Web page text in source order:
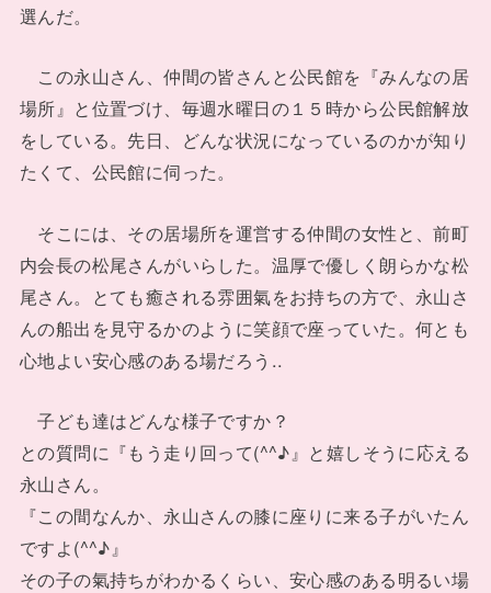
選んだ。
この永山さん、仲間の皆さんと公民館を『みんなの居
場所』と位置づけ、毎週水曜日の１５時から公民館解放
をしている。先日、どんな状況になっているのかが知り
たくて、公民館に伺った。
そこには、その居場所を運営する仲間の女性と、前町
内会長の松尾さんがいらした。温厚で優しく朗らかな松
尾さん。とても癒される雰囲氣をお持ちの方で、永山さ
んの船出を見守るかのように笑顔で座っていた。何とも
心地よい安心感のある場だろう..
子ども達はどんな様子ですか？
との質問に『もう走り回って(^^♪』と嬉しそうに応える
永山さん。
『この間なんか、永山さんの膝に座りに来る子がいたん
ですよ(^^♪』
その子の氣持ちがわかるくらい、安心感のある明るい場